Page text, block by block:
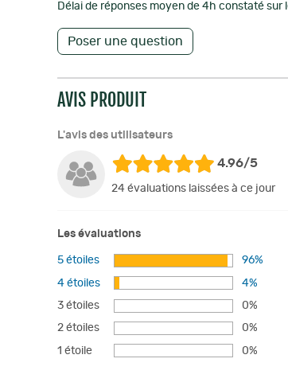
Délai de réponses moyen de 4h constaté
Poser une question
AVIS PRODUIT
L'avis des utilisateurs
4.96/5
24 évaluations laissées à ce jour
Les évaluations
5 étoiles 96%
4 étoiles 4%
3 étoiles 0%
2 étoiles 0%
1 étoile 0%